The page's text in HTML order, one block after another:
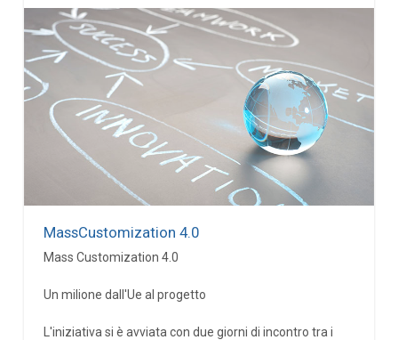
MassCustomization 4.0
Mass Customization 4.0
Un milione dall'Ue al progetto
L'iniziativa si è avviata con due giorni di incontro tra i